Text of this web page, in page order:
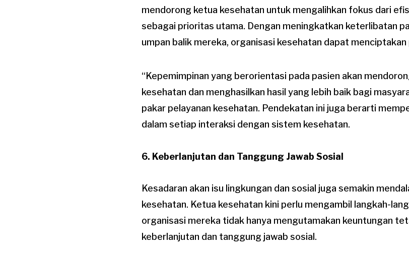
mendorong ketua kesehatan untuk mengalihkan fokus dari
sebagai prioritas utama. Dengan meningkatkan keterlibatan
umpan balik mereka, organisasi kesehatan dapat
“Kepemimpinan yang berorientasi pada pasien akan
kesehatan dan menghasilkan hasil yang lebih baik bagi
pakar pelayanan kesehatan. Pendekatan ini juga berarti
dalam setiap interaksi dengan sistem kesehatan.
6. Keberlanjutan dan Tanggung Jawab Sosial
Kesadaran akan isu lingkungan dan sosial juga semakin
kesehatan. Ketua kesehatan kini perlu mengambil langkah-
organisasi mereka tidak hanya mengutamakan keuntungan
keberlanjutan dan tanggung jawab sosial.